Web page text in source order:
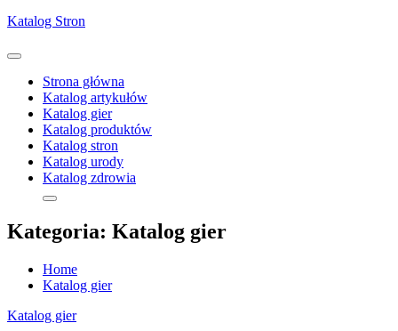
Katalog Stron
Strona główna
Katalog artykułów
Katalog gier
Katalog produktów
Katalog stron
Katalog urody
Katalog zdrowia
Kategoria: Katalog gier
Home
Katalog gier
Katalog gier